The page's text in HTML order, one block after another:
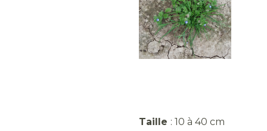
Taille : 10 à 40 cm